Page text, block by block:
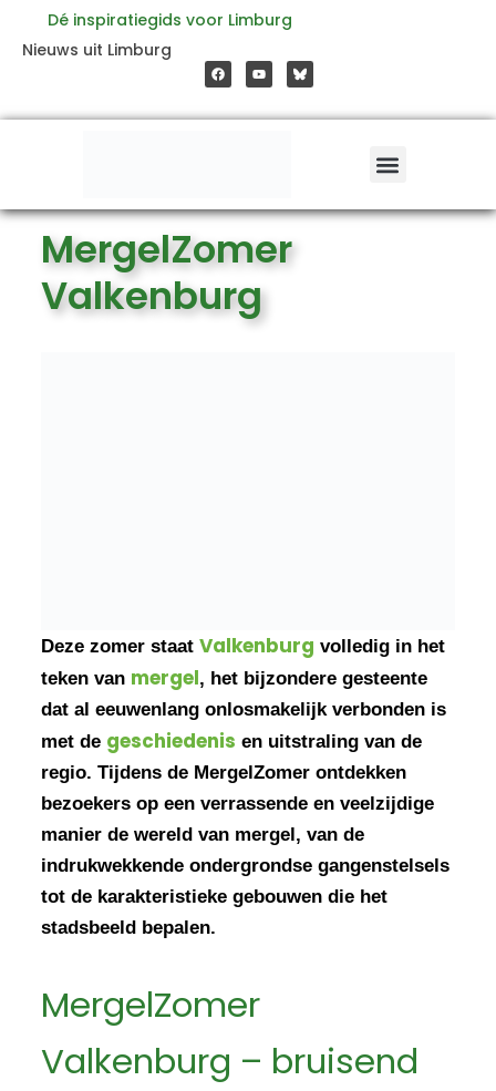
inhoud
Dé inspiratiegids voor Limburg
Nieuws uit Limburg
a
c
e
o
o
o
u
t
b
e
MergelZomer
Valkenburg
Deze zomer staat Valkenburg volledig in het
teken van mergel, het bijzondere gesteente
dat al eeuwenlang onlosmakelijk verbonden is
met de geschiedenis en uitstraling van de
regio. Tijdens de MergelZomer ontdekken
bezoekers op een verrassende en veelzijdige
manier de wereld van mergel, van de
indrukwekkende ondergrondse gangenstelsels
tot de karakteristieke gebouwen die het
stadsbeeld bepalen.
MergelZomer
Valkenburg – bruisend